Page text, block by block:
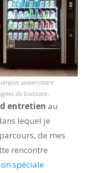
universitaire
de boissons.
entretien au
lequel je
de mes
rencontre
spéciale